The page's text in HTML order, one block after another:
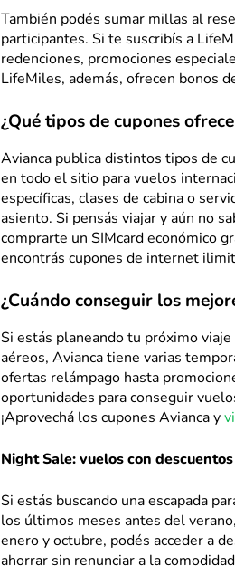
También podés sumar millas al
participantes. Si te suscribís a
redenciones, promociones
LifeMiles, además, ofrecen bonos
¿Qué tipos de cupones
Avianca publica distintos tipos de
en todo el sitio para vuelos
específicas, clases de cabina o
asiento. Si pensás viajar y aún no
comprarte un SIMcard económico
encontrás cupones de internet
¿Cuándo conseguir los
Si estás planeando tu próximo
aéreos, Avianca tiene varias
ofertas relámpago hasta
oportunidades para conseguir
¡Aprovechá los cupones Avianca y
Night Sale: vuelos con
Si estás buscando una escapada
los últimos meses antes del
enero y octubre, podés acceder a
ahorrar sin renunciar a la